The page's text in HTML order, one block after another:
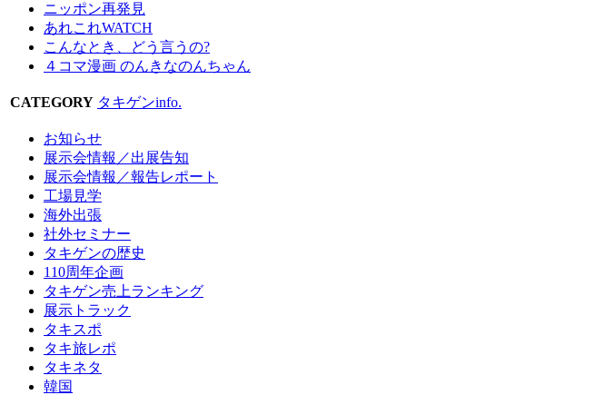
ニッポン再発見
あれこれWATCH
こんなとき、どう言うの?
４コマ漫画 のんきなのんちゃん
CATEGORY タキゲンinfo.
お知らせ
展示会情報／出展告知
展示会情報／報告レポート
工場見学
海外出張
社外セミナー
タキゲンの歴史
110周年企画
タキゲン売上ランキング
展示トラック
タキスポ
タキ旅レポ
タキネタ
韓国